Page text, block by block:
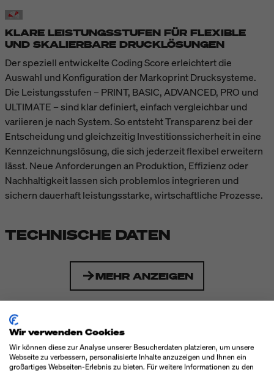
KLARE LEISTUNGSSTUFEN FÜR FLEXIBLE
UND SKALIERBARE DRUCKLÖSUNGEN
Der speziell entwickelte Coding Score erleichtert die
Auswahl und Konfiguration der Markoprint Drucksysteme.
Die Leistungsstufen – PRINT, BASIC, ADVANCED, PRO und
ULTIMATE – sind klar definiert, einfach vergleichbar und
variieren je nach System. So entsteht Transparenz bei der
Entscheidung und gleichzeitig Investitionssicherheit in eine
Kennzeichnungslösung, die sich jederzeit flexibel erweitern
lässt. Neue Anforderungen an Produktion, Effizienz oder
Nachhaltigkeit lassen sich problemlos integrieren und
sichern dauerhaft leistungsstarke, wirtschaftliche Prozesse.
TECHNISCHE DATEN
MEHR ANZEIGEN
ZUBEHÖR
Wir verwenden Cookies
Wir können diese zur Analyse unserer Besucherdaten platzieren, um unsere
Webseite zu verbessern, personalisierte Inhalte anzuzeigen und Ihnen ein
großartiges Webseiten-Erlebnis zu bieten. Für weitere Informationen zu den